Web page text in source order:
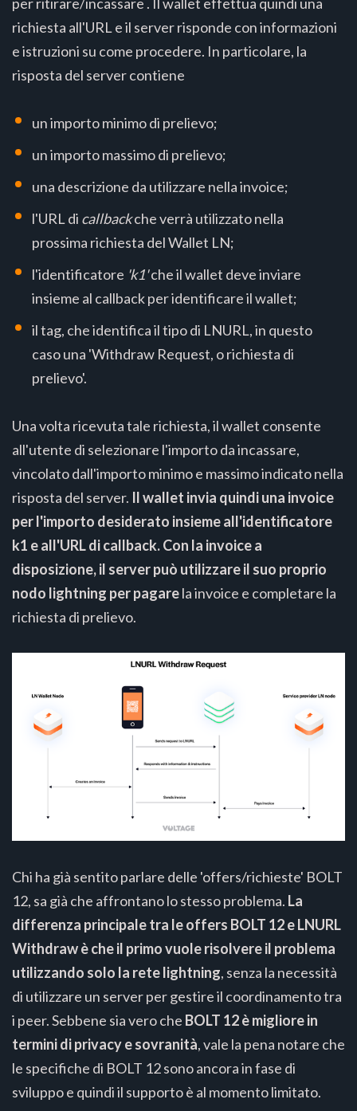
richiesta all'URL e il server risponde con informazioni
e istruzioni su come procedere. In particolare, la
risposta del server contiene
un importo minimo di prelievo;
un importo massimo di prelievo;
una descrizione da utilizzare nella invoice;
l'URL di callbackche verrà utilizzato nella
prossima richiesta del Wallet LN;
l'identificatore 'k1'che il wallet deve inviare
insieme al callback per identificare il wallet;
il tag, che identifica il tipo di LNURL, in questo
caso una 'Withdraw Request, o richiesta di
prelievo'.
Una volta ricevuta tale richiesta, il wallet consente
all'utente di selezionare l'importo da incassare,
vincolato dall'importo minimo e massimo indicato nella
risposta del server. Il wallet invia quindi una invoice
per l'importo desiderato insieme all'identificatore
k1 e all'URL di callback. Con la invoice a
disposizione, il server può utilizzare il suo proprio
nodo lightning per pagarela invoice e completare la
richiesta di prelievo.
Chi ha già sentito parlare delle 'offers/richieste' BOLT
12, sa già che affrontano lo stesso problema. La
differenza principale tra le offers BOLT 12 e LNURL
Withdraw è che il primo vuole risolvere il problema
utilizzando solo la rete lightning, senza la necessità
di utilizzare un server per gestire il coordinamento tra
i peer. Sebbene sia vero che BOLT 12 è migliore in
termini di privacy e sovranità, vale la pena notare che
le specifiche di BOLT 12 sono ancora in fase di
sviluppo e quindi il supporto è al momento limitato.